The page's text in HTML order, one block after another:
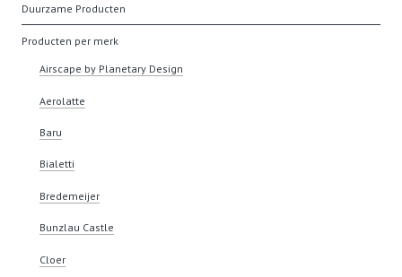
Duurzame Producten
Producten per merk
Airscape by Planetary Design
Aerolatte
Baru
Bialetti
Bredemeijer
Bunzlau Castle
Cloer